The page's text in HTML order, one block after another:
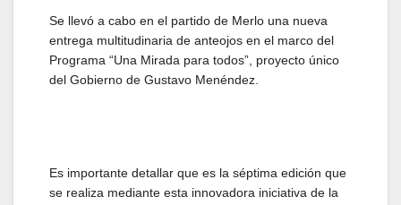
Se llevó a cabo en el partido de Merlo una nueva
entrega multitudinaria de anteojos en el marco del
Programa “Una Mirada para todos”, proyecto único
del Gobierno de Gustavo Menéndez.
Es importante detallar que es la séptima edición que
se realiza mediante esta innovadora iniciativa de la